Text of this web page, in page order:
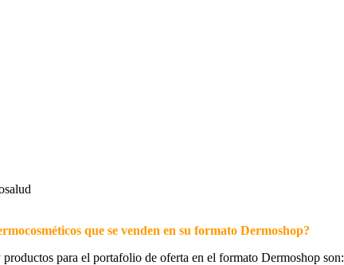
que se venden en su formato Dermoshop?
para el portafolio de oferta en el formato Dermoshop son: